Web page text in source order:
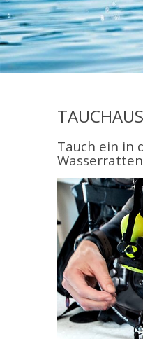
Tauch ein in